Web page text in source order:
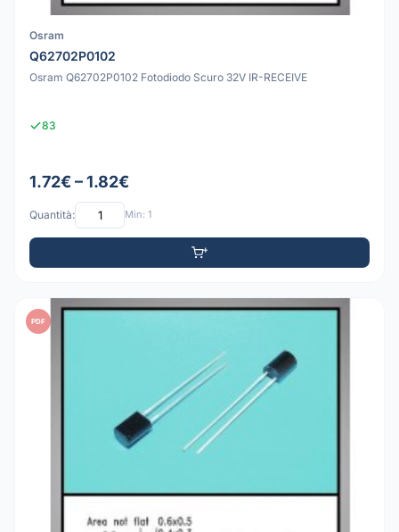
Osram
Q62702P0102
Osram Q62702P0102 Fotodiodo Scuro 32V IR-RECEIVE
83
1.72€ – 1.82€
Quantità: Min: 1
PDF